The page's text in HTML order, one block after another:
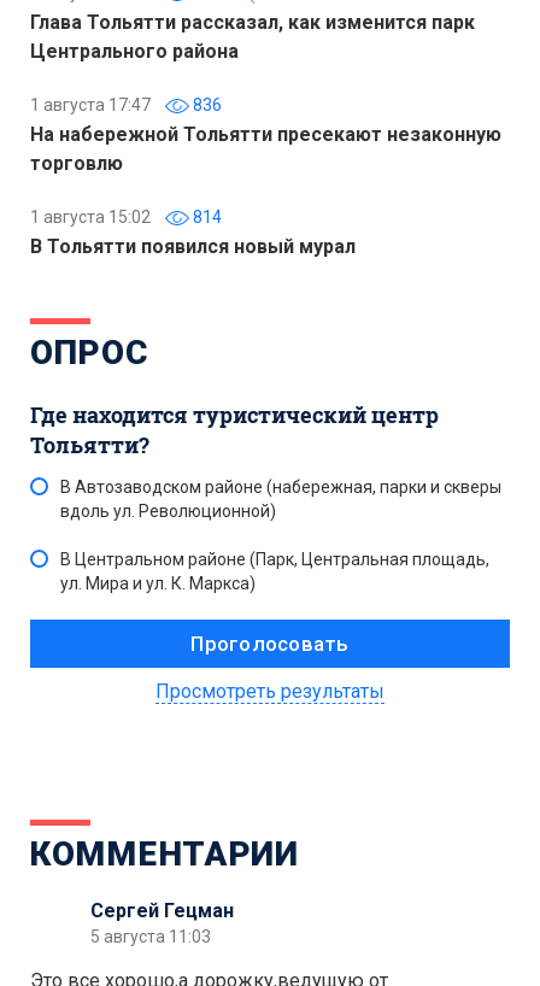
Глава Тольятти рассказал, как изменится парк
Центрального района
1 августа 17:47 836
На набережной Тольятти пресекают незаконную
торговлю
1 августа 15:02 814
В Тольятти появился новый мурал
ОПРОС
Где находится туристический центр
Тольятти?
В Автозаводском районе (набережная, парки и скверы
вдоль ул. Революционной)
В Центральном районе (Парк, Центральная площадь,
ул. Мира и ул. К. Маркса)
Просмотреть результаты
КОММЕНТАРИИ
Сергей Гецман
5 августа 11:03
Это все хорошо,а дорожку,ведущую от